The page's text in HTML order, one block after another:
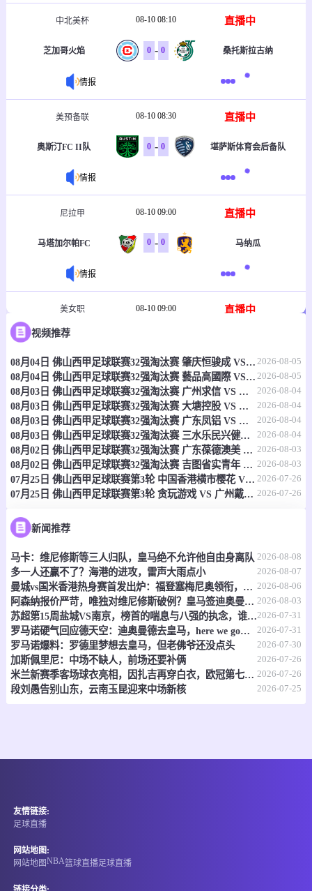
中北美杯 08-10 08:10 直播中
芝加哥火焰 0 - 0 桑托斯拉古纳
情报
美预备联 08-10 08:30 直播中
奥斯汀FC II队 0 - 0 堪萨斯体育会后备队
情报
尼拉甲 08-10 09:00 直播中
马塔加尔帕FC 0 - 0 马纳瓜
情报
美女职 08-10 09:00 直播中
西雅图统治女足
情报
中北美杯 08-10 09:00 直播中
奥斯汀FC 0 - 0 普埃布拉
情报
危地乙 08-10 09:00 直播中
惠特卡斯FC
情报
贵州五峰杯 08-10 09:00 直播中
蓝跃 0 - 0 追球者
情报
巴马全联 08-10 09:00
视频推荐
08月04日 佛山西甲足球联赛32强淘汰赛 肇庆恒骏成 VS 三七互娱 全场录像 2026-08-05
08月04日 佛山西甲足球联赛32强淘汰赛 藝品高國際 VS 湛江狂狼·粵辉能源 全场录像 2026-08-05
08月03日 佛山西甲足球联赛32强淘汰赛 广州求信 VS 顺德新青年 全场录像 2026-08-04
08月03日 佛山西甲足球联赛32强淘汰赛 大塘控股 VS 茂名市点都得 全场录像 2026-08-04
08月03日 佛山西甲足球联赛32强淘汰赛 广东凤铝 VS 湛江八部科技 全场录像 2026-08-04
08月03日 佛山西甲足球联赛32强淘汰赛 三水乐民兴健力宝 VS 中国澳门澳科精英 全场录像 2026-08-04
08月02日 佛山西甲足球联赛32强淘汰赛 广东葆德澳美 VS 白坭兴龙 全场录像 2026-08-03
08月02日 佛山西甲足球联赛32强淘汰赛 吉图省实青年 VS 德兢艾捷斯 全场录像 2026-08-03
07月25日 佛山西甲足球联赛第3轮 中国香港横市樱花 VS 吉图省实青年 全场录像 2026-07-26
07月25日 佛山西甲足球联赛第3轮 贪玩游戏 VS 广州戴拿模 全场录像 2026-07-26
新闻推荐
马卡：维尼修斯等三人归队，皇马绝不允许他自由身离队 2026-08-08
多一人还赢不了？海港的进攻，雷声大雨点小 2026-08-07
曼城vs国米香港热身赛首发出炉：福登塞梅尼奥领衔，迪马尔科巴雷拉在列 2026-08-06
阿森纳报价严苛，唯独对维尼修斯破例？皇马签迪奥曼德，明摆着施压 2026-08-03
苏超第15周盐城VS南京，榜首的喘息与八强的执念，谁先破局？2026-07-31
罗马诺硬气回应德天空：迪奥曼德去皇马，here we go，别吵了！ 2026-07-31
罗马诺爆料：罗德里梦想去皇马，但老佛爷还没点头 2026-07-30
加斯佩里尼：中场不缺人，前场还要补俩 2026-07-26
米兰新赛季客场球衣亮相，因扎吉再穿白衣，欧冠第七冠二十周年纪念 2026-07-26
段刘愚告别山东，云南玉昆迎来中场新核 2026-07-25
友情链接:
足球直播
网站地图:
网站地图NBA篮球直播足球直播